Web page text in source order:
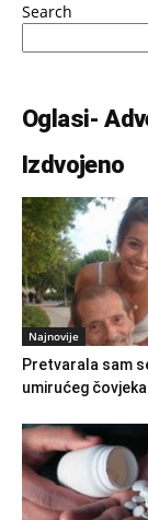
Search
Oglasi-
Izdvojeno
Najnovije
Pretvarala sam
umirućeg